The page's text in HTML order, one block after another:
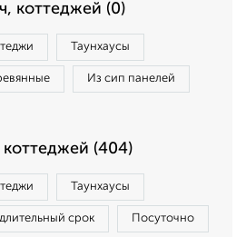
коттеджей (0)
Таунхаусы
Из сип панелей
(404)
Таунхаусы
срок Посуточно